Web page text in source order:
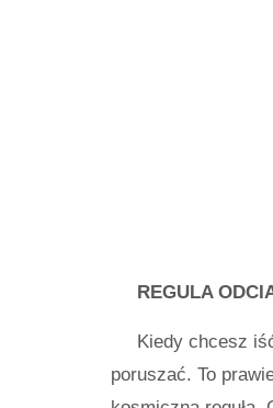
REGULA
Kiedy chcesz
poruszać. To